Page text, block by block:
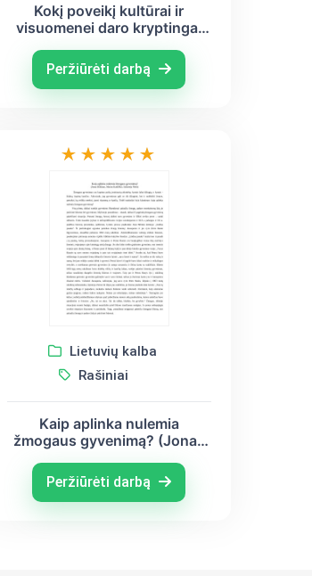
Kokį poveikį kultūrai ir
visuomenei daro kryptingai
(Martynas Mažvydas, Jonas
Basanavičius, Bronius
Krivickas)
Peržiūrėti darbą
Lietuvių kalba
Rašiniai
Kaip aplinka nulemia
žmogaus gyvenimą? (Jonas
Salomėja Nėris)
Peržiūrėti darbą